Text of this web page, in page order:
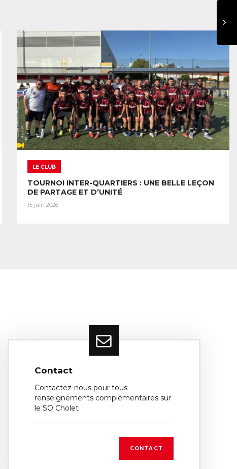
LE CLUB
TOURNOI INTER-QUARTIERS : UNE BELLE LEÇON
DE PARTAGE ET D’UNITÉ
15 juin 2026
Contact
Contactez-nous pour tous
renseignements complémentaires sur
le SO Cholet
CONTACT